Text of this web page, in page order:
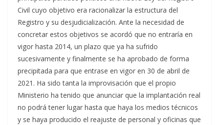
Civil cuyo objetivo era racionalizar la estructura del
Registro y su desjudicialización. Ante la necesidad de
concretar estos objetivos se acordó que no entraría en
vigor hasta 2014, un plazo que ya ha sufrido
sucesivamente y finalmente se ha aprobado de forma
precipitada para que entrase en vigor en 30 de abril de
2021. Ha sido tanta la improvisación que el propio
Ministerio ha tenido que anunciar que la implantación real
no podrá tener lugar hasta que haya los medios técnicos
y se haya producido el reajuste de personal y oficinas que